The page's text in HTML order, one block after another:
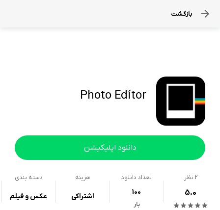
بازگشت
Photo Edítor
دانلود اپلیکیشن
2 نظر
5.0
تعداد دانلود
100
بار
هزینه
اشتراکی
دسته بندی
عکس و فیلم